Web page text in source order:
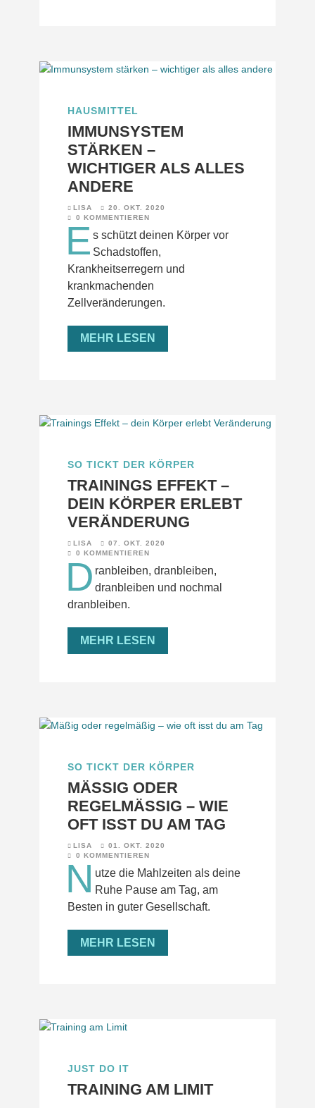
HAUSMITTEL
IMMUNSYSTEM
STÄRKEN –
WICHTIGER ALS ALLES
ANDERE
LISA
20. OKT. 2020
0 KOMMENTIEREN
E s schützt deinen Körper vor
Schadstoffen,
Krankheitserregern und
krankmachenden
Zellveränderungen.
MEHR LESEN
SO TICKT DER KÖRPER
TRAININGS EFFEKT –
DEIN KÖRPER ERLEBT
VERÄNDERUNG
LISA
07. OKT. 2020
0 KOMMENTIEREN
D ranbleiben, dranbleiben,
dranbleiben und nochmal
dranbleiben.
MEHR LESEN
SO TICKT DER KÖRPER
MÄSSIG ODER R
EGELMÄSSIG – WIE OF
T ISST DU AM TAG
LISA
01. OKT. 2020
0 KOMMENTIEREN
N utze die Mahlzeiten als deine
Ruhe Pause am Tag, am
Besten in guter Gesellschaft.
MEHR LESEN
JUST DO IT
TRAINING AM LIMIT